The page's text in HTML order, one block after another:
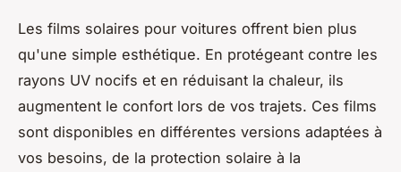
Les films solaires pour voitures offrent bien plus
qu'une simple esthétique. En protégeant contre les
rayons UV nocifs et en réduisant la chaleur, ils
augmentent le confort lors de vos trajets. Ces films
sont disponibles en différentes versions adaptées à
vos besoins, de la protection solaire à la